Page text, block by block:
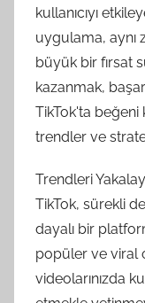
kullanıcıyı
uygulama, aynı
büyük bir fırsat
kazanmak,
TikTok'ta beğeni
trendler ve
Trendleri
TikTok, sürekli
dayalı bir
popüler ve viral
videolarınızda